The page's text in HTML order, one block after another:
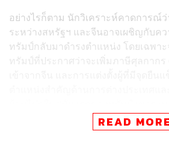
อย่างไรก็ตาม นักวิเคราะห์คาดการณ์
ระหว่างสหรัฐฯ และจีนอาจเผชิญกับค
ทรัมป์กลับมาดำรงตำแหน่ง โดยเฉพ
ทรัมป์ที่ประกาศว่าจะเพิ่มภาษีศุลกากร
เชิงกลยุทธ์’ (Strategic Competitor) ต่
สัมพันธ์ที่ย่ำแย่ลงเมื่อเขาเรียกโควิดว่าเ
READ MORE